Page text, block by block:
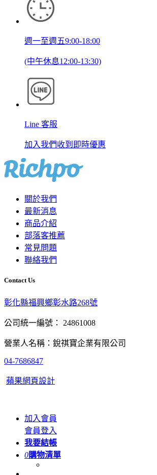
週一至週五9:00-18:00
(中午休息12:00-13:30)
Line 客服
加入我們收到即時優惠
關於我們
最新消息
商品介紹
部落客推薦
常見問題
聯絡我們
Contact Us
彰化縣福興鄉彰水路268號
公司統一編號： 24861008
營業人名稱：銳祺寶企業有限公司
04-7686847
蘋果網頁設計
加入會員
會員登入
我要結帳
0購物清單